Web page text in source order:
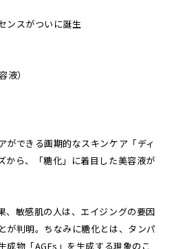
ンスがついに誕生
）
ができる画期的なスキンケア「ディ
から、「糖化」に着目した美容液が
、敏感肌の人は、エイジングの要因
が判明。ちなみに糖化とは、タンパ
成物「AGEs」を生成する現象のこ